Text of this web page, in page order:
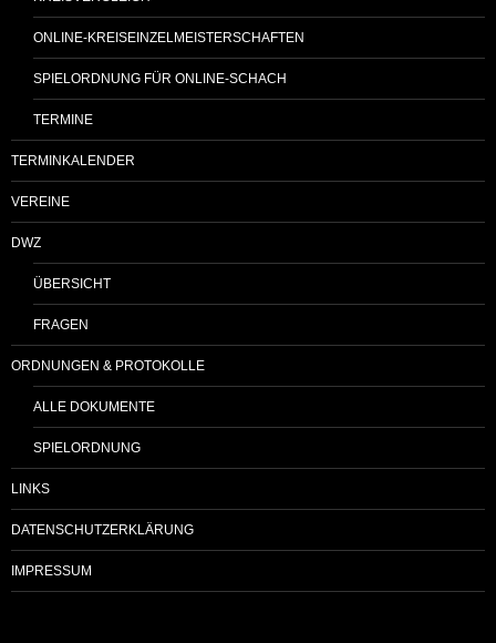
ONLINE-KREISEINZELMEISTERSCHAFTEN
SPIELORDNUNG FÜR ONLINE-SCHACH
TERMINE
TERMINKALENDER
VEREINE
DWZ
ÜBERSICHT
FRAGEN
ORDNUNGEN & PROTOKOLLE
ALLE DOKUMENTE
SPIELORDNUNG
LINKS
DATENSCHUTZERKLÄRUNG
IMPRESSUM